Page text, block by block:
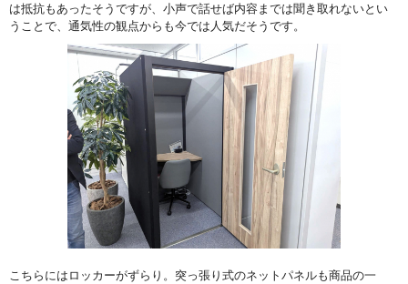
は抵抗もあったそうですが、小声で話せば内容までは聞き取れないとい
うことで、通気性の観点からも今では人気だそうです。
こちらにはロッカーがずらり。突っ張り式のネットパネルも商品の一